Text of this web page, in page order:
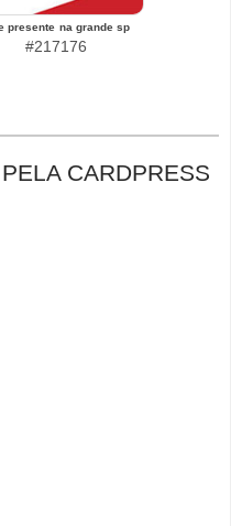
presente na grande sp
#217176
CARDPRESS